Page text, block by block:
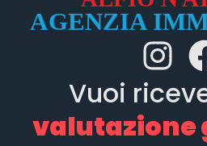
Vuoi
valutazione